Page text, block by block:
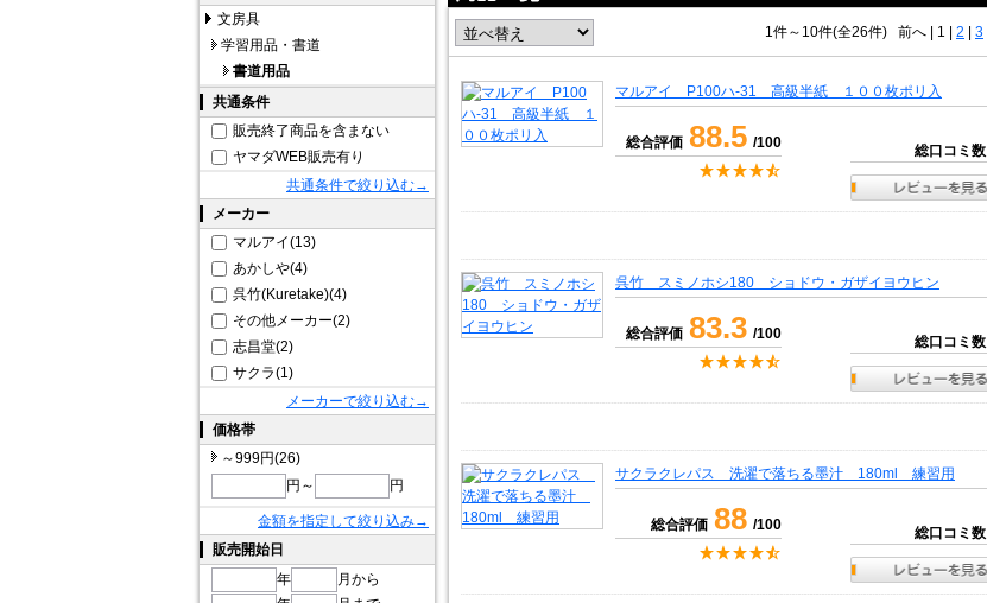
文房具
学習用品・書道
書道用品
共通条件
販売終了商品を含まない
ヤマダWEB販売有り
共通条件で絞り込む→
メーカー
マルアイ(13)
あかしや(4)
呉竹(Kuretake)(4)
その他メーカー(2)
志昌堂(2)
サクラ(1)
メーカーで絞り込む→
価格帯
～999円(26)
円～
円
金額を指定して絞り込み→
販売開始日
年
月から
1件～10件(全26件) 前へ 1 | 2 3
マルアイ P100ハ-31 高級半紙 １００枚ポリ入
総合評価 88.5 /100 総口コミ数
呉竹 スミノホシ180 ショドウ・ガザイヨウヒン
総合評価 83.3 /100 総口コミ数
サクラクレパス 洗濯で落ちる墨汁 180ml 練習用
総合評価 88 /100 総口コミ数